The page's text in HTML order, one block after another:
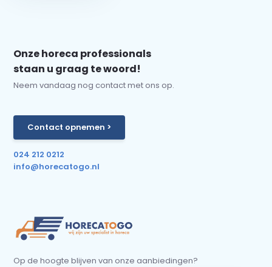
Onze horeca professionals
staan u graag te woord!
Neem vandaag nog contact met ons op.
Contact opnemen >
024 212 0212
info@horecatogo.nl
Op de hoogte blijven van onze aanbiedingen?